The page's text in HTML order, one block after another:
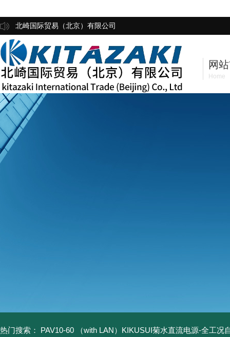
北崎国际贸易（北京）有限公司
网
Home
热门搜索： PAV10-60 （with LAN）KIKUSUI菊水直流电源-全工况